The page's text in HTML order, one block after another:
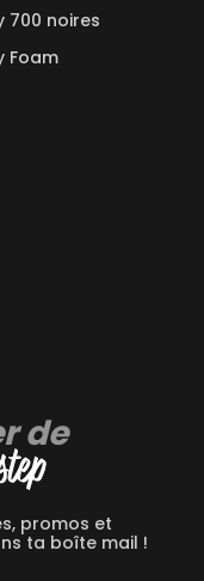
700 noires
Foam
de
promos et
ta boîte mail !